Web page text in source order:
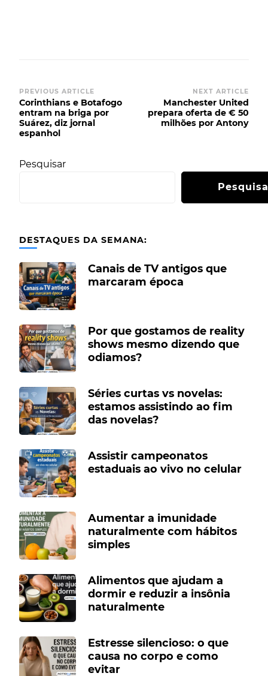
PREVIOUS ARTICLE
Corinthians e Botafogo
entram na briga por
Suárez, diz jornal
espanhol
NEXT ARTICLE
Manchester United
prepara oferta de € 50
milhões por Antony
Pesquisar
DESTAQUES DA SEMANA:
Canais de TV antigos que
marcaram época
Por que gostamos de reality
shows mesmo dizendo que
odiamos?
Séries curtas vs novelas:
estamos assistindo ao fim
das novelas?
Assistir campeonatos
estaduais ao vivo no celular
Aumentar a imunidade
naturalmente com hábitos
simples
Alimentos que ajudam a
dormir e reduzir a insônia
naturalmente
Estresse silencioso: o que
causa no corpo e como
evitar